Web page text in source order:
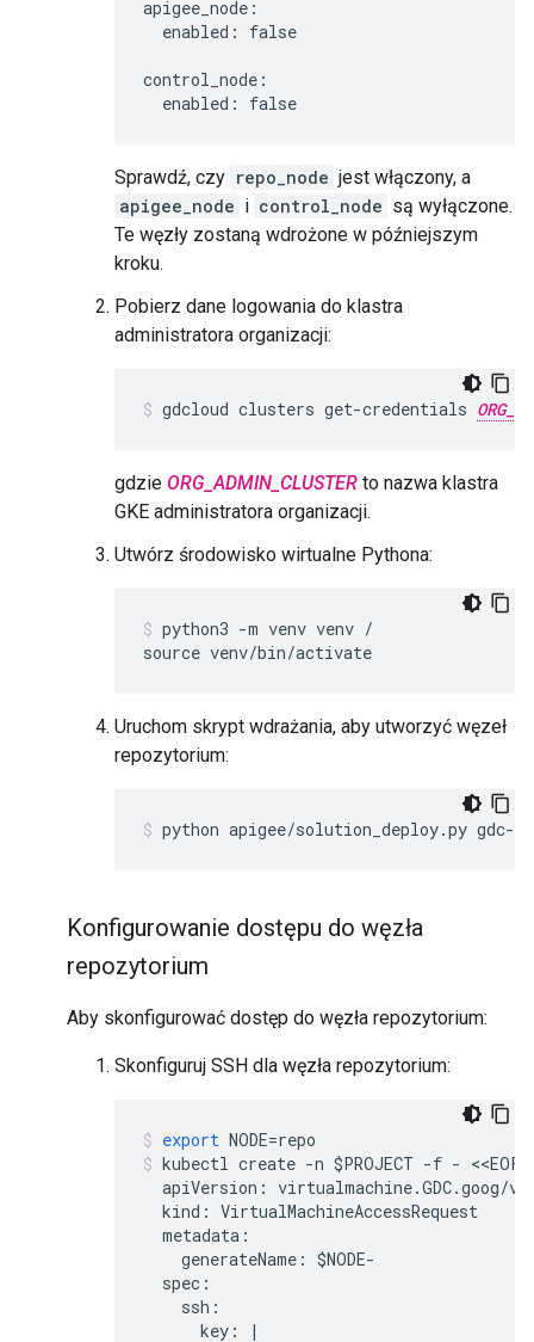
apigee_node:
  enabled: false
control_node:
  enabled: false
Sprawdź, czy repo_node jest włączony, a
apigee_node i control_node są wyłączone.
Te węzły zostaną wdrożone w późniejszym
kroku.
Pobierz dane logowania do klastra
administratora organizacji:
gdcloud clusters get-credentials
gdzie ORG_ADMIN_CLUSTER to nazwa klastra
GKE administratora organizacji.
Utwórz środowisko wirtualne Pythona:
python3 -m venv venv /
source venv/bin/activate
Uruchom skrypt wdrażania, aby utworzyć węzeł
repozytorium:
python apigee/solution_deploy.py gdc-
Konfigurowanie dostępu do węzła
repozytorium
Aby skonfigurować dostęp do węzła repozytorium:
Skonfiguruj SSH dla węzła repozytorium:
export NODE=repo
kubectl create -n $PROJECT -f - <<EOF
apiVersion : virtualmachine.GDC.goog/v1
kind : VirtualMachineAccessRequest
metadata :
generateName : $NODE-
spec :
ssh :
key : |